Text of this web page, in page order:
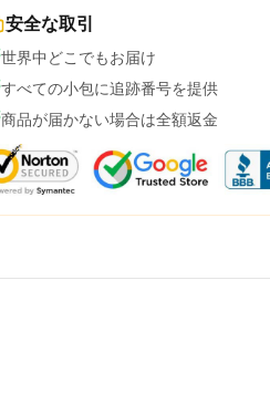
安全な取引
世界中どこでもお届け
すべての小包に追跡番号を提供
商品が届かない場合は全額返金